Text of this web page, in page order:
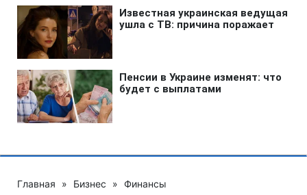
Главная » Бизнес » Финансы